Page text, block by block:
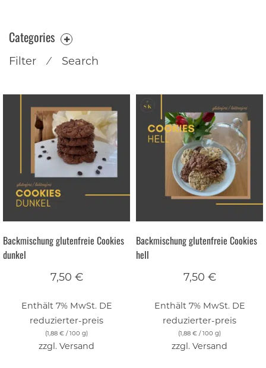
Categories
Filter ⁄ Search
Backmischung glutenfreie Cookies
dunkel
7,50 €
Enthält 7% MwSt. DE
reduzierter-preis
(1,88 € / 100 g)
zzgl. Versand
Backmischung glutenfreie Cookies
hell
7,50 €
Enthält 7% MwSt. DE
reduzierter-preis
(1,88 € / 100 g)
zzgl. Versand